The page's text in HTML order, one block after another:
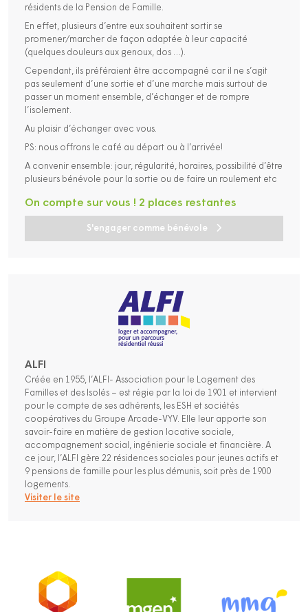
résidents de la Pension de Famille.
En effet, plusieurs d’entre eux souhaitent sortir se
promener/marcher de façon adaptée à leur capacité
(quelques douleurs aux genoux, dos …).
Cependant, ils préféraient être accompagné car il ne s’agit
pas seulement d’une sortie et d’une marche mais surtout de
passer un moment ensemble, d’échanger et de rompre
l’isolement.
Au plaisir d’échanger avec vous.
PS: nous offrons le café au départ ou à l’arrivée!
A convenir ensemble: jour, régularité, horaires, possibilité d’être
plusieurs bénévole pour la sortie ou de faire un roulement etc
S'engager comme bénévole
On compte sur vous ! 2 places restantes
ALFI
Créée en 1955, l’ALFI- Association pour le Logement des
Familles et des Isolés – est régie par la loi de 1901 et intervient
pour le compte de ses adhérents, les ESH et sociétés
coopératives du Groupe Arcade-VYV. Elle leur apporte son
savoir-faire en matière de gestion locative sociale,
accompagnement social, ingénierie sociale et financière. A
ce jour, l’ALFI gère 22 résidences sociales pour jeunes actifs et
9 pensions de famille pour les plus démunis, soit près de 1900
logements.
Visiter le site